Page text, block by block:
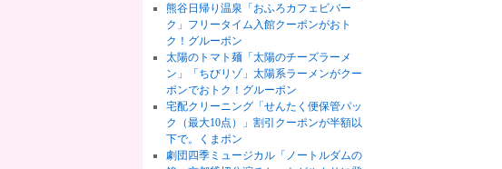
熊谷日帰り温泉「おふろカフェビバー
ク」フリータイム入館クーポンがおト
ク！グルーポン
太陽のトマト麺「太陽のチーズラーメ
ン」「ちびリゾ」太陽系ラーメンがクー
ポンでおトク！グルーポン
宅配クリーニング「せんたく便保管パッ
ク（最大10点）」割引クーポンが半額以
下で。くまポン
劇団四季ミュージカル「ノートルダムの